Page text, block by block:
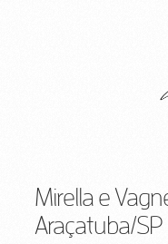
Mirella e
Araçatuba/SP